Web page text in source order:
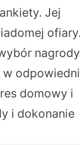
Jej
ofiary.
domowy i
i dokonanie